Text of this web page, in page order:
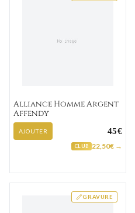
Alliance Homme Argent
Affendy
AJOUTER 45€
CLUB 22,50€ →
GRAVURE